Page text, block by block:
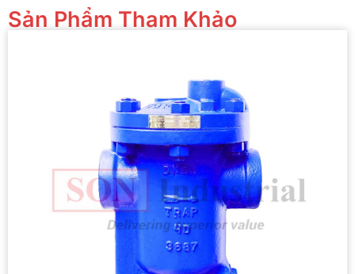
Sản Phẩm Tham Khảo